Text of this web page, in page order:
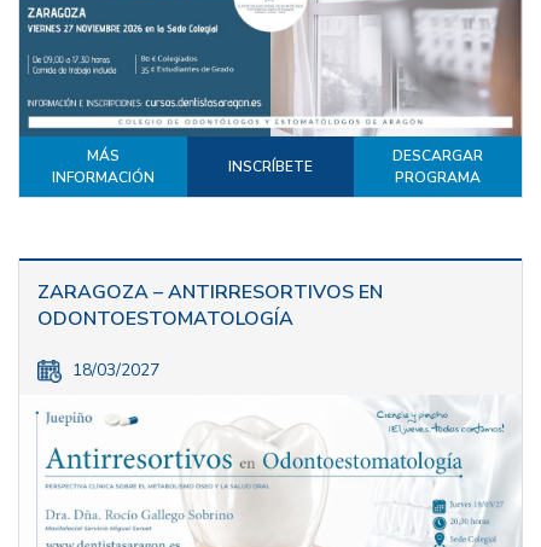
MÁS
INFORMACIÓN
INSCRÍBETE
DESCARGAR
PROGRAMA
ZARAGOZA – ANTIRRESORTIVOS EN
ODONTOESTOMATOLOGÍA
18/03/2027